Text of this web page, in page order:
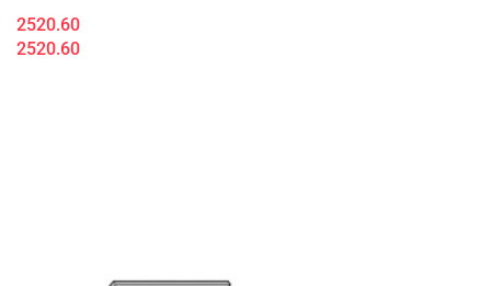
2520.60
2520.60